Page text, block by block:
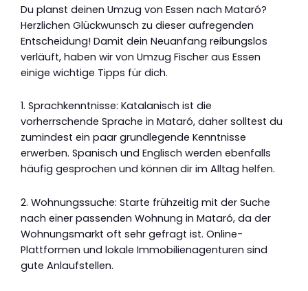
Du planst deinen Umzug von Essen nach Mataró?
Herzlichen Glückwunsch zu dieser aufregenden
Entscheidung! Damit dein Neuanfang reibungslos
verläuft, haben wir von Umzug Fischer aus Essen
einige wichtige Tipps für dich.
1. Sprachkenntnisse: Katalanisch ist die
vorherrschende Sprache in Mataró, daher solltest du
zumindest ein paar grundlegende Kenntnisse
erwerben. Spanisch und Englisch werden ebenfalls
häufig gesprochen und können dir im Alltag helfen.
2. Wohnungssuche: Starte frühzeitig mit der Suche
nach einer passenden Wohnung in Mataró, da der
Wohnungsmarkt oft sehr gefragt ist. Online-
Plattformen und lokale Immobilienagenturen sind
gute Anlaufstellen.